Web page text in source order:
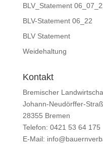
BLV_Statement
BLV-Statement 06_22
BLV Statement
Weidehaltung
Kontakt
Bremischer
Johann-Neudörffer-
28355 Bremen
Telefon: 0421 53 64 175
E-Mail: